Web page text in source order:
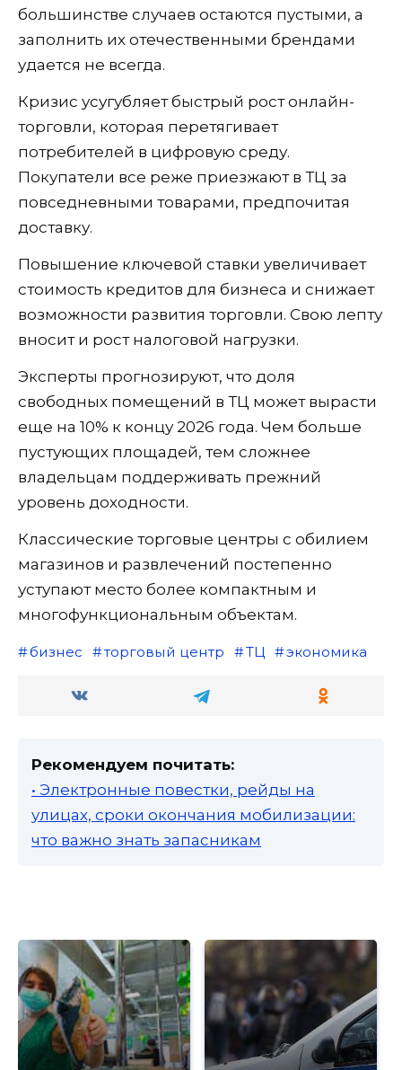
большинстве случаев остаются пустыми, а
заполнить их отечественными брендами
удается не всегда.
Кризис усугубляет быстрый рост онлайн-
торговли, которая перетягивает
потребителей в цифровую среду.
Покупатели все реже приезжают в ТЦ за
повседневными товарами, предпочитая
доставку.
Повышение ключевой ставки увеличивает
стоимость кредитов для бизнеса и снижает
возможности развития торговли. Свою лепту
вносит и рост налоговой нагрузки.
Эксперты прогнозируют, что доля
свободных помещений в ТЦ может вырасти
еще на 10% к концу 2026 года. Чем больше
пустующих площадей, тем сложнее
владельцам поддерживать прежний
уровень доходности.
Классические торговые центры с обилием
магазинов и развлечений постепенно
уступают место более компактным и
многофункциональным объектам.
бизнес торговый центр ТЦ экономика
Рекомендуем почитать:
• Электронные повестки, рейды на
улицах, сроки окончания мобилизации:
что важно знать запасникам